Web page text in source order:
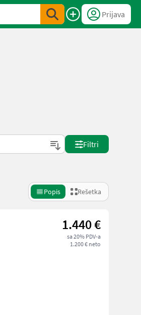
Prijava
Filtri
Popis Rešetka
1.440 €
sa 20% PDV-a
1.200 € neto